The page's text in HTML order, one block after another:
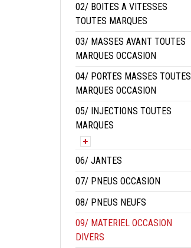
02/ BOITES A VITESSES
TOUTES MARQUES
03/ MASSES AVANT TOUTES
MARQUES OCCASION
04/ PORTES MASSES TOUTES
MARQUES OCCASION
05/ INJECTIONS TOUTES
MARQUES
06/ JANTES
07/ PNEUS OCCASION
08/ PNEUS NEUFS
09/ MATERIEL OCCASION
DIVERS